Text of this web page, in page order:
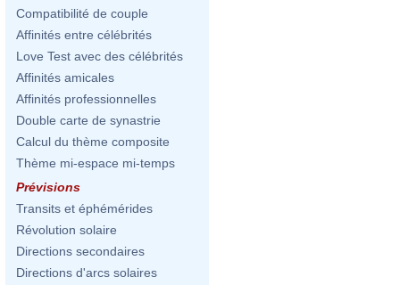
Compatibilité de couple
Affinités entre célébrités
Love Test avec des célébrités
Affinités amicales
Affinités professionnelles
Double carte de synastrie
Calcul du thème composite
Thème mi-espace mi-temps
Prévisions
Transits et éphémérides
Révolution solaire
Directions secondaires
Directions d'arcs solaires